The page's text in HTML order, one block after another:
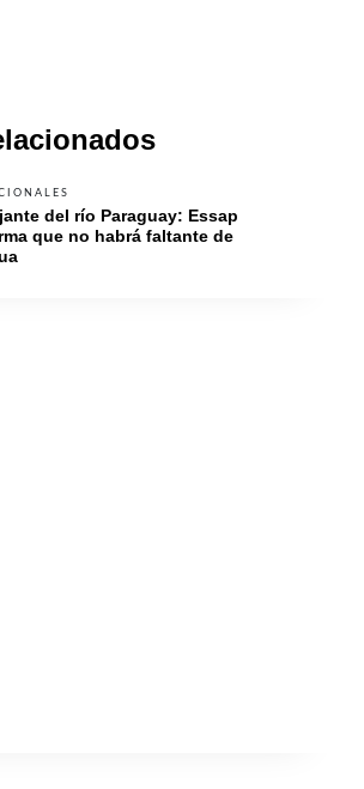
del río Paraguay: Essap
que no habrá faltante de